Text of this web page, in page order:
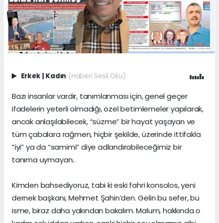
Erkek | Kadın (Haberi Sesli Oku)
Bazı insanlar vardır, tanımlanması için, genel geçer
ifadelerin yeterli olmadığı, özel betimlemeler yapılarak,
ancak anlaşılabilecek, “süzme” bir hayat yaşayan ve
tüm çabalara rağmen, hiçbir şekilde, üzerinde ittifakla
“iyi” ya da “samimi” diye adlandırabileceğimiz bir
tanıma uymayan..
Kimden bahsediyoruz, tabi ki eski fahri konsolos, yeni
dernek başkanı, Mehmet Şahin’den. Gelin bu sefer, bu
isme, biraz daha yakından bakalım. Malum, hakkında o